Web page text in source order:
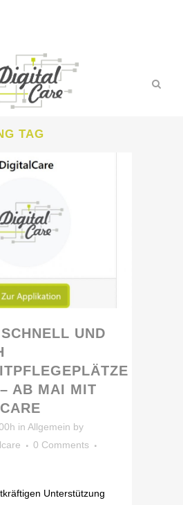
TAG
SCHNELL UND
AB MAI MIT
in Allgemein by
0 Comments
Unterstützung